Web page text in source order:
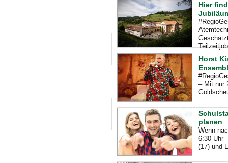
Hier
Horst
– Mit nur
planen
Wenn
6:30 Uhr
(17) und